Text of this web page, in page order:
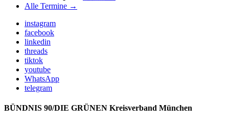
Alle Termine →
instagram
facebook
linkedin
threads
tiktok
youtube
WhatsApp
telegram
BÜNDNIS 90/DIE GRÜNEN Kreisverband München